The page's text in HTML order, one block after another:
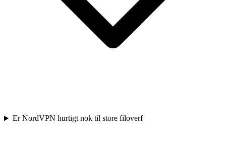
Er NordVPN hurtigt nok til store filoverf